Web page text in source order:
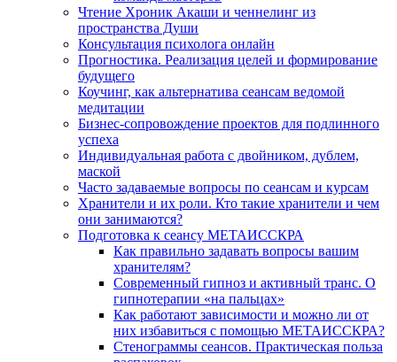
Чтение Хроник Акаши и ченнелинг из
пространства Души
Консультация психолога онлайн
Прогностика. Реализация целей и формирование
будущего
Коучинг, как альтернатива сеансам ведомой
медитации
Бизнес-сопровождение проектов для подлинного
успеха
Индивидуальная работа с двойником, дублем,
маской
Часто задаваемые вопросы по сеансам и курсам
Хранители и их роли. Кто такие хранители и чем
они занимаются?
Подготовка к сеансу МЕТАИССКРА
Как правильно задавать вопросы вашим
хранителям?
Современный гипноз и активный транс. О
гипнотерапии «на пальцах»
Как работают зависимости и можно ли от
них избавиться с помощью МЕТАИССКРА?
Стенограммы сеансов. Практическая польза